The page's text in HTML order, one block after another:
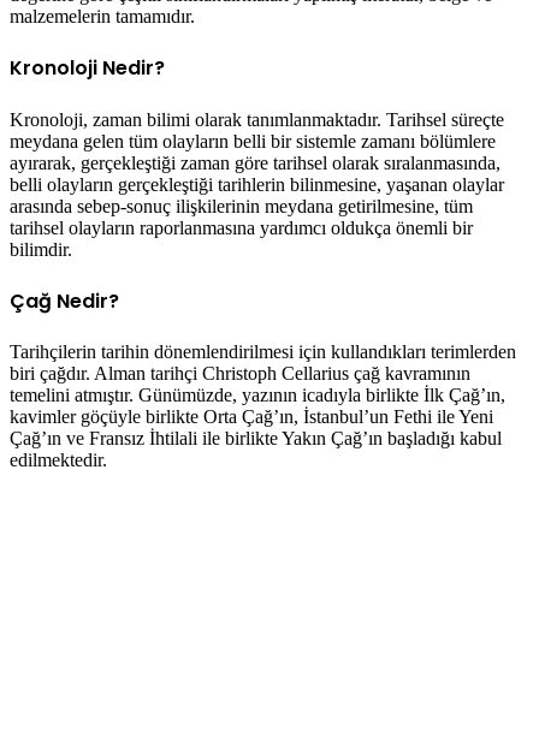
malzemelerin tamamıdır.
Kronoloji Nedir?
Kronoloji, zaman bilimi olarak tanımlanmaktadır. Tarihsel süreçte
meydana gelen tüm olayların belli bir sistemle zamanı bölümlere
ayırarak, gerçekleştiği zaman göre tarihsel olarak sıralanmasında,
belli olayların gerçekleştiği tarihlerin bilinmesine, yaşanan olaylar
arasında sebep-sonuç ilişkilerinin meydana getirilmesine, tüm
tarihsel olayların raporlanmasına yardımcı oldukça önemli bir
bilimdir.
Çağ Nedir?
Tarihçilerin tarihin dönemlendirilmesi için kullandıkları terimlerden
biri çağdır. Alman tarihçi Christoph Cellarius çağ kavramının
temelini atmıştır. Günümüzde, yazının icadıyla birlikte İlk Çağ’ın,
kavimler göçüyle birlikte Orta Çağ’ın, İstanbul’un Fethi ile Yeni
Çağ’ın ve Fransız İhtilali ile birlikte Yakın Çağ’ın başladığı kabul
edilmektedir.